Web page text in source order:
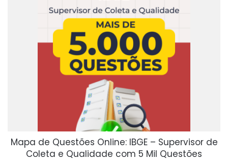
Mapa de Questões Online: IBGE – Supervisor de
Coleta e Qualidade com 5 Mil Questões